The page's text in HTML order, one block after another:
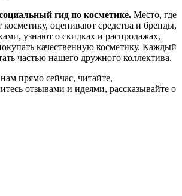
гид по косметике. Место, где
оценивают средства и бренды,
узнают о скидках и распродажах,
качественную косметику. Каждый
частью нашего дружного коллектива.
прямо сейчас, читайте,
отзывами и идеями, рассказывайте о